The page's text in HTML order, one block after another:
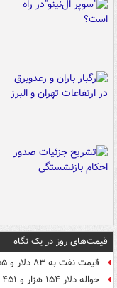
قیمت‌های روز در یک نگاه
قیمت نفت به ۸۳ دلار و ۵۵ سنت در هر بشکه رسید
حواله دلار ۱۵۴ هزار و ۴۵۱ تومان شد